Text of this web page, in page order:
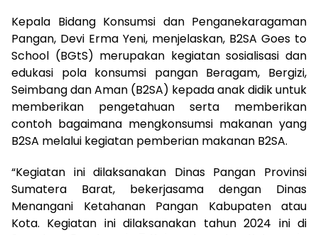
Kepala Bidang Konsumsi dan Penganekaragaman
Pangan, Devi Erma Yeni, menjelaskan, B2SA Goes to
School (BGtS) merupakan kegiatan sosialisasi dan
edukasi pola konsumsi pangan Beragam, Bergizi,
Seimbang dan Aman (B2SA) kepada anak didik untuk
memberikan pengetahuan serta memberikan
contoh bagaimana mengkonsumsi makanan yang
B2SA melalui kegiatan pemberian makanan B2SA.
“Kegiatan ini dilaksanakan Dinas Pangan Provinsi
Sumatera Barat, bekerjasama dengan Dinas
Menangani Ketahanan Pangan Kabupaten atau
Kota. Kegiatan ini dilaksanakan tahun 2024 ini di